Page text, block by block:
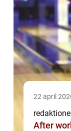
22 april
After work